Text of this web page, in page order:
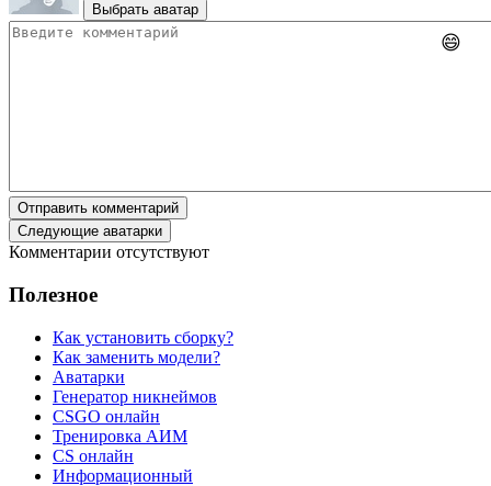
Выбрать аватар
😄
Отправить комментарий
Следующие аватарки
Комментарии отсутствуют
Полезное
Как установить сборку?
Как заменить модели?
Аватарки
Генератор никнеймов
CSGO онлайн
Тренировка АИМ
CS онлайн
Информационный